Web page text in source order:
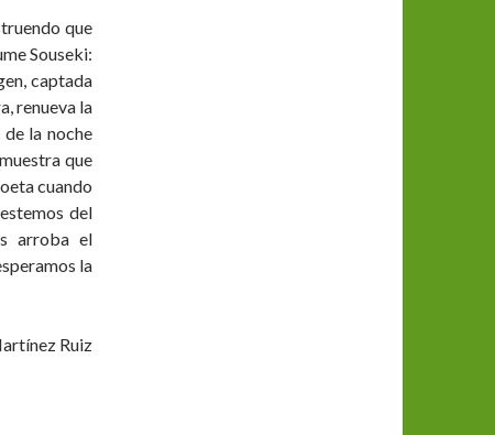
que
Souseki:
captada
renueva la
la noche
que
cuando
del
arroba el
la
Ruiz